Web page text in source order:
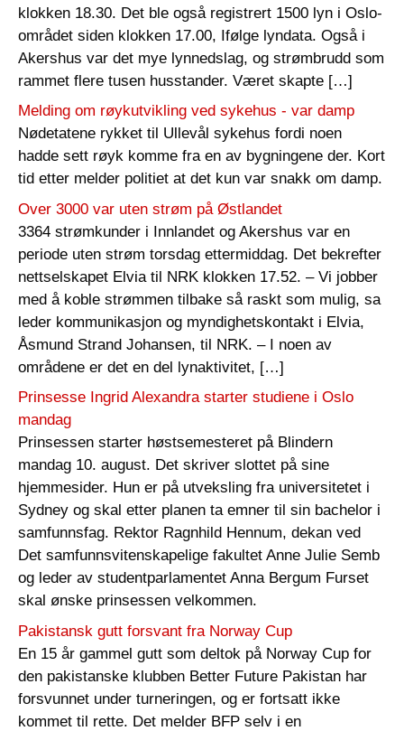
klokken 18.30. Det ble også registrert 1500 lyn i Oslo-
området siden klokken 17.00, Ifølge lyndata. Også i
Akershus var det mye lynnedslag, og strømbrudd som
rammet flere tusen husstander. Været skapte […]
Melding om røykutvikling ved sykehus - var damp
Nødetatene rykket til Ullevål sykehus fordi noen
hadde sett røyk komme fra en av bygningene der. Kort
tid etter melder politiet at det kun var snakk om damp.
Over 3000 var uten strøm på Østlandet
3364 strømkunder i Innlandet og Akershus var en
periode uten strøm torsdag ettermiddag. Det bekrefter
nettselskapet Elvia til NRK klokken 17.52. – Vi jobber
med å koble strømmen tilbake så raskt som mulig, sa
leder kommunikasjon og myndighetskontakt i Elvia,
Åsmund Strand Johansen, til NRK. – I noen av
områdene er det en del lynaktivitet, […]
Prinsesse Ingrid Alexandra starter studiene i Oslo
mandag
Prinsessen starter høstsemesteret på Blindern
mandag 10. august. Det skriver slottet på sine
hjemmesider. Hun er på utveksling fra universitetet i
Sydney og skal etter planen ta emner til sin bachelor i
samfunnsfag. Rektor Ragnhild Hennum, dekan ved
Det samfunnsvitenskapelige fakultet Anne Julie Semb
og leder av studentparlamentet Anna Bergum Furset
skal ønske prinsessen velkommen.
Pakistansk gutt forsvant fra Norway Cup
En 15 år gammel gutt som deltok på Norway Cup for
den pakistanske klubben Better Future Pakistan har
forsvunnet under turneringen, og er fortsatt ikke
kommet til rette. Det melder BFP selv i en